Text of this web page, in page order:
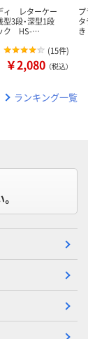
ィ レターケー
3段・深型1段
ク HS-…
(15件)
￥2,080 （税込）
ランキング一覧